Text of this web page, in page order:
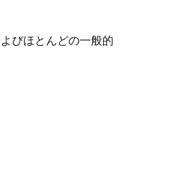
びほとんどの一般的